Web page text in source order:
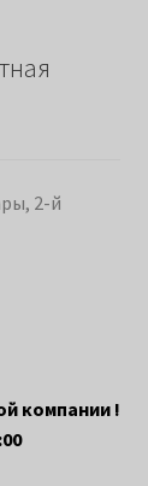
2-й
компании !